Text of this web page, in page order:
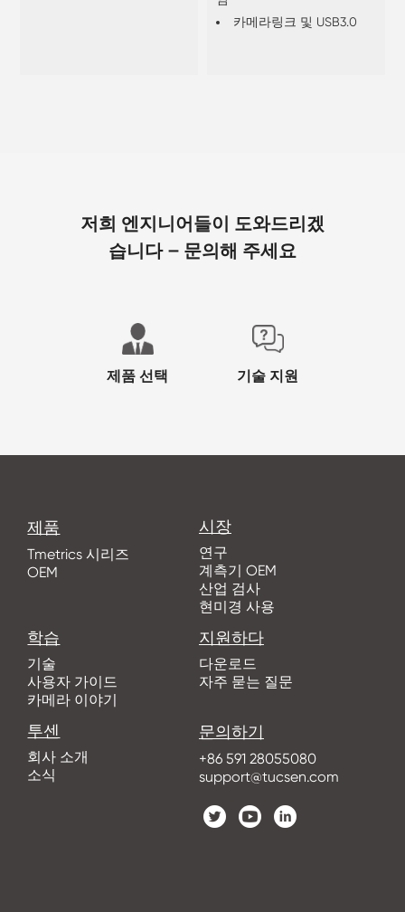
카메라링크 및 USB3.0
저희 엔지니어들이 도와드리겠
습니다 – 문의해 주세요
제품 선택 기술 지원
제품
Tmetrics 시리즈
OEM
시장
연구
계측기 OEM
산업 검사
현미경 사용
학습
기술
사용자 가이드
카메라 이야기
지원하다
다운로드
자주 묻는 질문
투센
회사 소개
소식
문의하기
+86 591 28055080
support@tucsen.com